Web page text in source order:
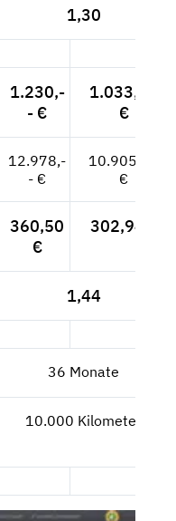
1,30
1.230,-
- €
1.033,61
€
12.978,-
- €
10.905,88
€
360,50
€
302,94 €
1,44
36 Monate
10.000 Kilometer